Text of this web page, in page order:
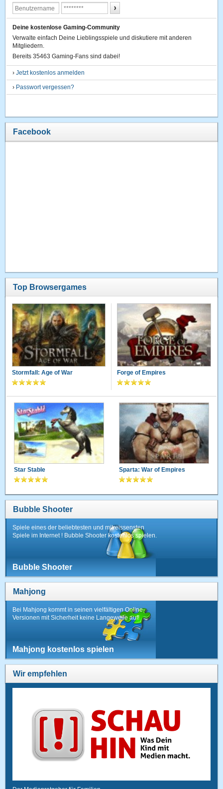
Deine kostenlose Gaming-Community
Verwalte einfach Deine Lieblingsspiele und diskutiere mit anderen
Mitgliedern.
Bereits 35463 Gaming-Fans sind dabei!
›Jetzt kostenlos anmelden
› Passwort vergessen?
Facebook
Top Browsergames
Stormfall: Age of War Forge of Empires
Star Stable Sparta: War of Empires
Bubble Shooter
Spiele eines der beliebtesten und mitreissensten
Spiele im Internet ! Bubble Shooter kostenlos spielen.
Bubble Shooter
Mahjong
Bei Mahjong kommt in seinen vielfältigen Online-
Versionen mit Sicherheit keine Langeweile auf!
Mahjong kostenlos spielen
Wir empfehlen